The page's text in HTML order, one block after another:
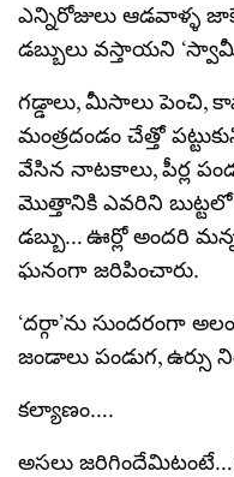
ఎన్నిరోజులు ఆడవాళ్ళ
డబ్బులు వస్తాయని
గడ్డాలు, మీసాలు పెంచి,
మంత్రదండం చేత్తో
వేసిన నాటకాలు, పీర్ల
మొత్తానికి ఎవరిని
డబ్బు… ఊర్లో అందరి
ఘనంగా జరిపించారు.
‘దర్గా’ను సుందరంగా
జండాలు పండుగ, ఉర్సు
కల్యాణం….
అసలు జరిగిందేమిటంటే…